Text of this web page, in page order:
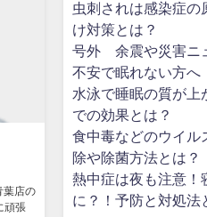
葉店の
頑張
虫刺されは感染症
け対策とは？
号外 余震や災害ニ
不安で眠れない方へ
水泳で睡眠の質が上
での効果とは？
食中毒などのウイル
除や除菌方法とは？
熱中症は夜も注意！
に？！予防と対処法